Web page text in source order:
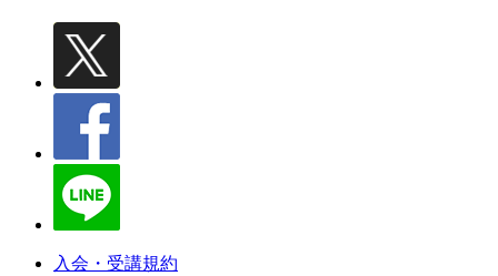
入会・受講規約